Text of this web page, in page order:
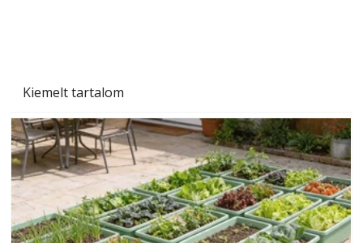
Kiemelt tartalom